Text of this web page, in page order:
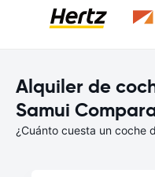
Alquiler de
Samui
¿Cuánto cuesta un coche